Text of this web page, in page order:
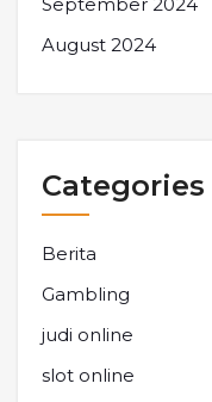
August 2024
Categories
Berita
Gambling
judi online
slot online